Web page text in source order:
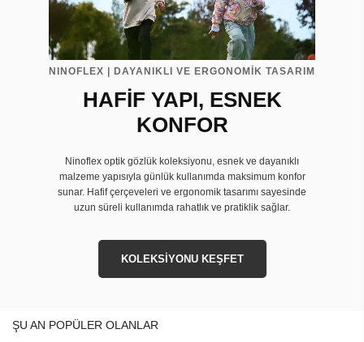
NINOFLEX | DAYANIKLI VE ERGONOMİK TASARIM
HAFİF YAPI, ESNEK
KONFOR
Ninoflex optik gözlük koleksiyonu, esnek ve dayanıklı
malzeme yapısıyla günlük kullanımda maksimum konfor
sunar. Hafif çerçeveleri ve ergonomik tasarımı sayesinde
uzun süreli kullanımda rahatlık ve pratiklik sağlar.
KOLEKSİYONU KEŞFET
ŞU AN POPÜLER OLANLAR